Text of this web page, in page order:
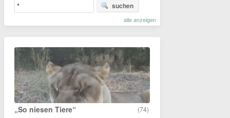
suchen
alle anzeigen
„So niesen Tiere“ (74)